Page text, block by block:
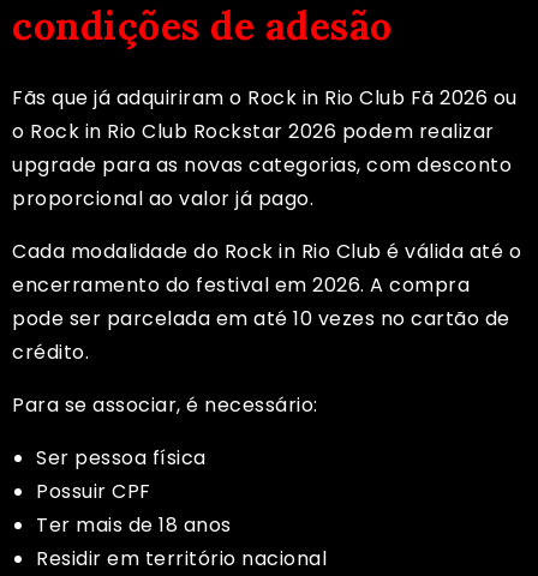
condições de adesão
Fãs que já adquiriram o Rock in Rio Club Fã 2026 ou
o Rock in Rio Club Rockstar 2026 podem realizar
upgrade para as novas categorias, com desconto
proporcional ao valor já pago.
Cada modalidade do Rock in Rio Club é válida até o
encerramento do festival em 2026. A compra
pode ser parcelada em até 10 vezes no cartão de
crédito.
Para se associar, é necessário:
Ser pessoa física
Possuir CPF
Ter mais de 18 anos
Residir em território nacional